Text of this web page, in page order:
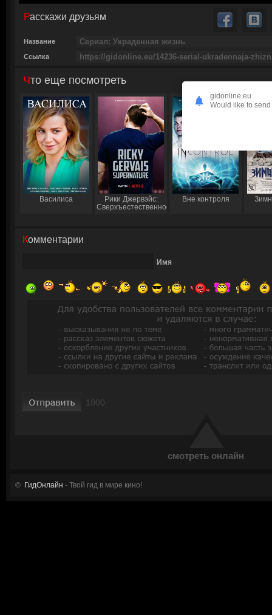
смотреть онлайн
Расскажи друзьям
Название
Ссылка
Что еще посмотреть
Василиса
Рики Джервэйс:
Сверхъестественное
Вне контроля
Комментарии
Имя
© ГидОнлайн - Твой гид в мире кино!
gidonline.eu
Would like to